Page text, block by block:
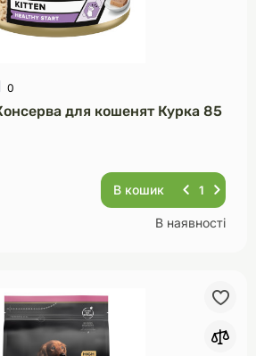
0
для кошенят Курка 85
В кошик
В наявності